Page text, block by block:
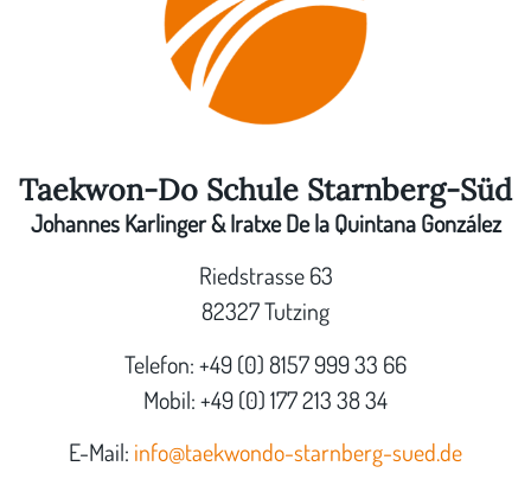
Taekwon-Do Schule Starnberg-Süd
Johannes Karlinger & Iratxe De la Quintana González
Riedstrasse 63
82327 Tutzing
Telefon: +49 (0) 8157 999 33 66
Mobil: +49 (0) 177 213 38 34
E-Mail: info@taekwondo-starnberg-sued.de